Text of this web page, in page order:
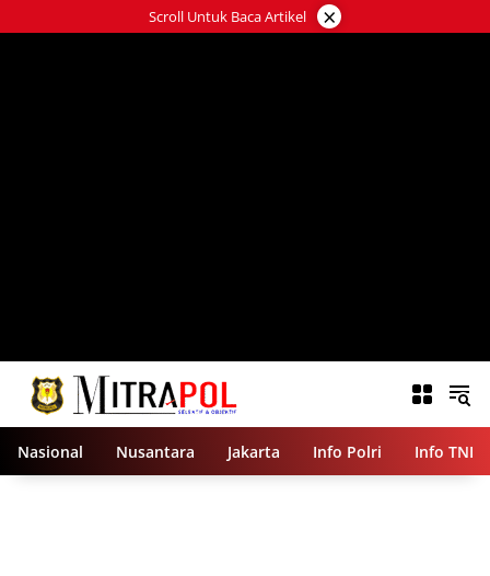
ke
Scroll Untuk Baca Artikel ×
Nasional Nusantara Jakarta Info Polri Info TNI